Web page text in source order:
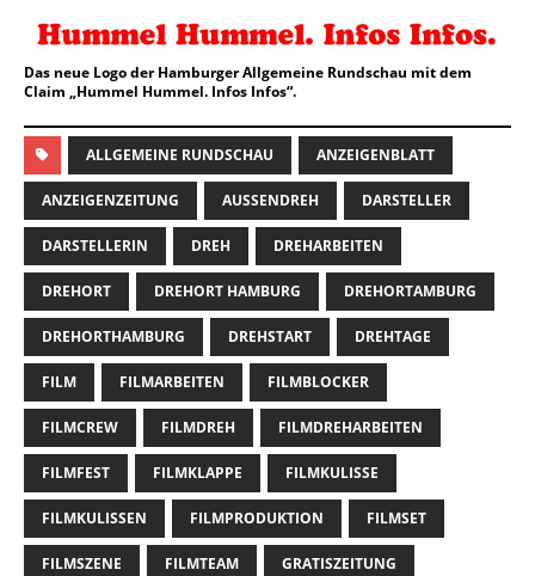
Das neue Logo der Hamburger Allgemeine Rundschau mit dem
Claim „Hummel Hummel. Infos Infos“.
ALLGEMEINE RUNDSCHAU ANZEIGENBLATT
ANZEIGENZEITUNG AUSSENDREH DARSTELLER
DARSTELLERIN DREH DREHARBEITEN
DREHORT DREHORT HAMBURG DREHORTAMBURG
DREHORTHAMBURG DREHSTART DREHTAGE
FILM FILMARBEITEN FILMBLOCKER
FILMCREW FILMDREH FILMDREHARBEITEN
FILMFEST FILMKLAPPE FILMKULISSE
FILMKULISSEN FILMPRODUKTION FILMSET
FILMSZENE FILMTEAM GRATISZEITUNG